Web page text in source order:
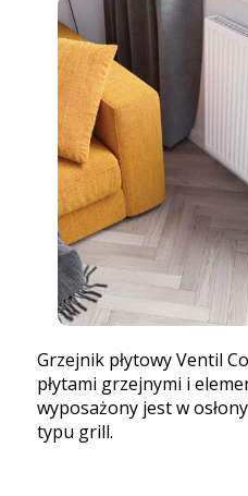
Grzejnik płytowy Ventil
płytami grzejnymi i
wyposażony jest w
typu grill.